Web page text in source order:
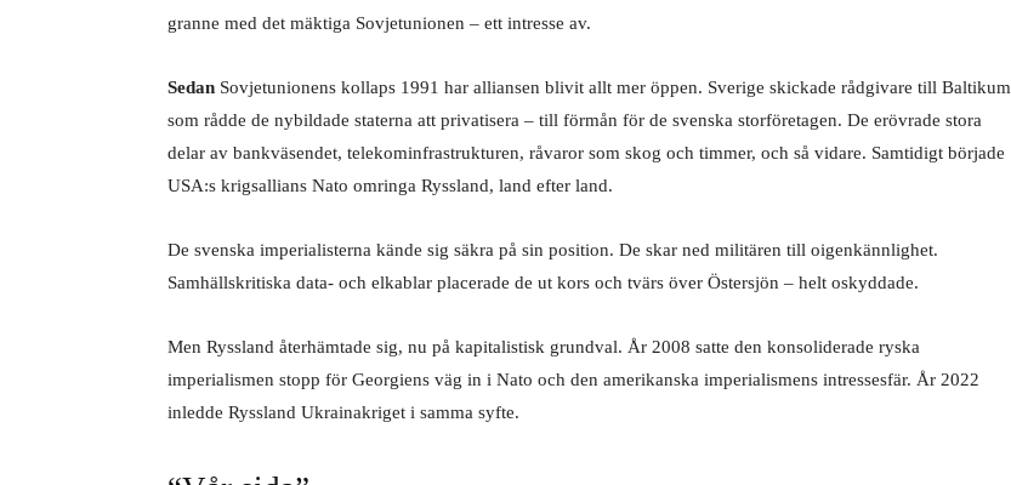
granne med det mäktiga Sovjetunionen – ett intresse av.
Sedan Sovjetunionens kollaps 1991 har alliansen blivit allt mer öppen. Sverige skickade rådgivare till Baltikum
som rådde de nybildade staterna att privatisera – till förmån för de svenska storföretagen. De erövrade stora
delar av bankväsendet, telekominfrastrukturen, råvaror som skog och timmer, och så vidare. Samtidigt började
USA:s krigsallians Nato omringa Ryssland, land efter land.
De svenska imperialisterna kände sig säkra på sin position. De skar ned militären till oigenkännlighet.
Samhällskritiska data- och elkablar placerade de ut kors och tvärs över Östersjön – helt oskyddade.
Men Ryssland återhämtade sig, nu på kapitalistisk grundval. År 2008 satte den konsoliderade ryska
imperialismen stopp för Georgiens väg in i Nato och den amerikanska imperialismens intressesfär. År 2022
inledde Ryssland Ukrainakriget i samma syfte.